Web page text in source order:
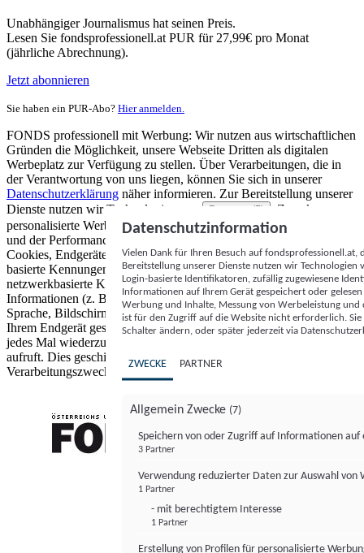
Unabhängiger Journalismus hat seinen Preis.
Lesen Sie fondsprofessionell.at PUR für 27,99€ pro Monat
(jährliche Abrechnung).
Jetzt abonnieren
Sie haben ein PUR-Abo? Hier anmelden.
FONDS professionell mit Werbung: Wir nutzen aus wirtschaftlichen
Gründen die Möglichkeit, unsere Webseite Dritten als digitalen
Werbeplatz zur Verfügung zu stellen. Über Verarbeitungen, die in
der Verantwortung von uns liegen, können Sie sich in unserer
Datenschutzerklärung näher informieren. Zur Bereitstellung unserer
Dienste nutzen wir Technologien von
Partnern (5)
. Zwecke:
personalisierte Werbung und Inhalte, Messung von Werbeleistung
und der Performance von Inhalten sowie Zielgruppenforschung.
Cookies, Endgeräte- oder ähnliche Online-Kennungen (z. B. login-
basierte Kennungen, zufällig generierte Kennungen,
netzwerkbasierte Kennungen) können zusammen mit anderen
Informationen (z. B. Browsertyp und Browserinformationen,
Sprache, Bildschirmgröße, unterstützte Technologien usw.) auf
Ihrem Endgerät gespeichert oder von dort ausgelesen werden, um es
jedes Mal wiederzuerkennen, wenn es eine App oder einer Webseite
aufruft. Dies geschieht für einen oder mehrere der hier aufgeführten
Verarbeitungszwecke.
Datenschutzinformation
Vielen Dank für Ihren Besuch auf
Bereitstellung unserer Dienste nutzen wir Technologien
Login-basierte Identifikatoren, zufällig zugewiesene
Informationen auf Ihrem Gerät gespeichert oder
Werbung und Inhalte, Messung von Werbeleistung
ist für den Zugriff auf die Website nicht erforderlich.
Schalter ändern, oder später jederzeit via
ZWECKE PARTNER
Allgemein Zwecke (7)
Speichern von oder Zugriff auf Informationen auf
3 Partner
Verwendung reduzierter Daten zur Auswahl von
1 Partner
- mit berechtigtem Interesse
1 Partner
Erstellung von Profilen für personalisierte
FONDS professionell